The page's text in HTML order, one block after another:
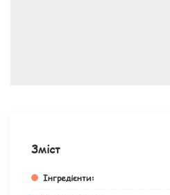
Зміст
Інгредієнти: